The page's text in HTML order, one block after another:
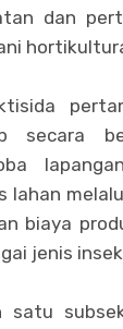
dan
secara
biaya
jenis
satu